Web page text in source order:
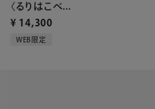
〈るりはこべ...
¥ 14,300
WEB限定